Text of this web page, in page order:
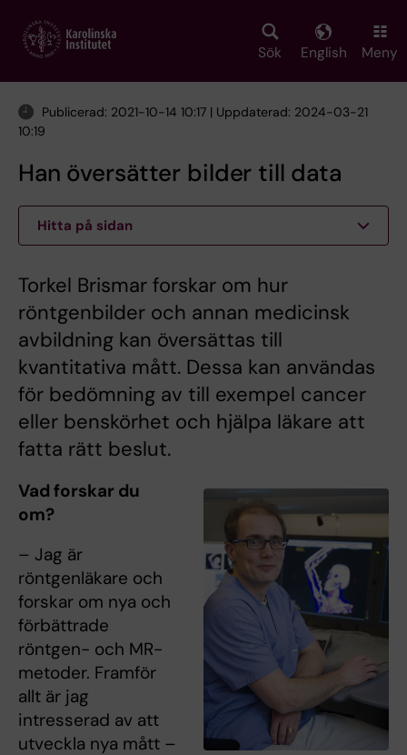
main
Sök English Meny
Publicerad: 2021-10-14 10:17 | Uppdaterad: 2024-03-21
10:19
Han översätter bilder till data
Hitta på sidan
Torkel Brismar forskar om hur
röntgenbilder och annan medicinsk
avbildning kan översättas till
kvantitativa mått. Dessa kan användas
för bedömning av till exempel cancer
eller benskörhet och hjälpa läkare att
fatta rätt beslut.
Vad forskar du
om?
– Jag är
röntgenläkare och
forskar om nya och
förbättrade
röntgen- och MR-
metoder. Framför
allt är jag
intresserad av att
utveckla nya mått –